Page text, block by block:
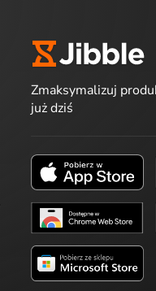
Zmaksymalizuj
już dziś